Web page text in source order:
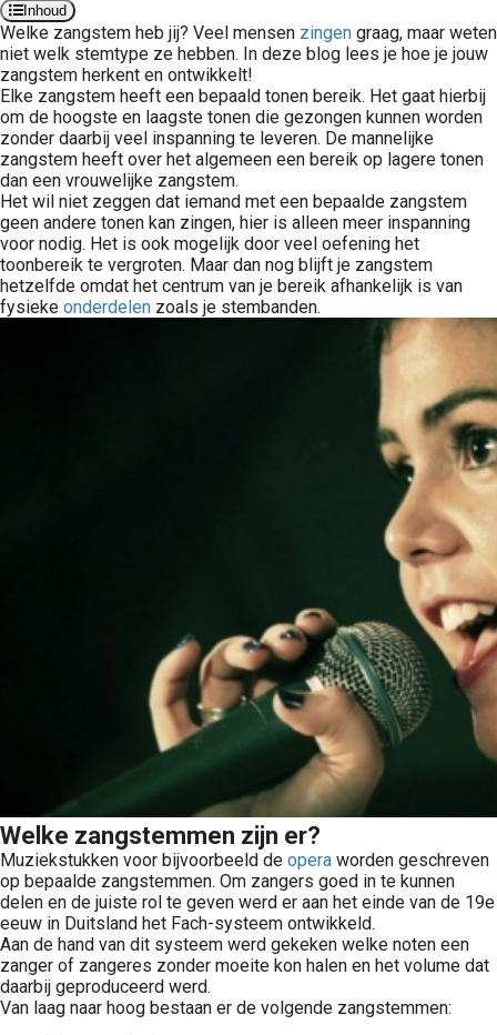
Inhoud
Welke zangstem heb jij? Veel mensen zingen graag, maar weten
niet welk stemtype ze hebben. In deze blog lees je hoe je jouw
zangstem herkent en ontwikkelt!
Elke zangstem heeft een bepaald tonen bereik. Het gaat hierbij
om de hoogste en laagste tonen die gezongen kunnen worden
zonder daarbij veel inspanning te leveren. De mannelijke
zangstem heeft over het algemeen een bereik op lagere tonen
dan een vrouwelijke zangstem.
Het wil niet zeggen dat iemand met een bepaalde zangstem
geen andere tonen kan zingen, hier is alleen meer inspanning
voor nodig. Het is ook mogelijk door veel oefening het
toonbereik te vergroten. Maar dan nog blijft je zangstem
hetzelfde omdat het centrum van je bereik afhankelijk is van
fysieke onderdelen zoals je stembanden.
Welke zangstemmen zijn er?
Muziekstukken voor bijvoorbeeld de opera worden geschreven
op bepaalde zangstemmen. Om zangers goed in te kunnen
delen en de juiste rol te geven werd er aan het einde van de 19e
eeuw in Duitsland het Fach-systeem ontwikkeld.
Aan de hand van dit systeem werd gekeken welke noten een
zanger of zangeres zonder moeite kon halen en het volume dat
daarbij geproduceerd werd.
Van laag naar hoog bestaan er de volgende zangstemmen: